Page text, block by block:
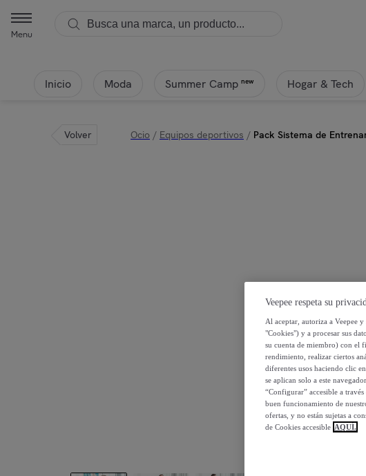
Menu
Inicio Moda Summer Camp new Hogar & Tech
Volver Ocio / Equipos deportivos / Pack Sistema de
Veepee respeta su
Al aceptar, autoriza a Veepee
"Cookies") y a procesar sus
su cuenta de miembro) con el
rendimiento, realizar ciertos
diferentes usos haciendo clic
se aplican solo a este
“Configurar” accesible a
buen funcionamiento de
ofertas, y no están sujetas a
de Cookies accesible AQUÍ.